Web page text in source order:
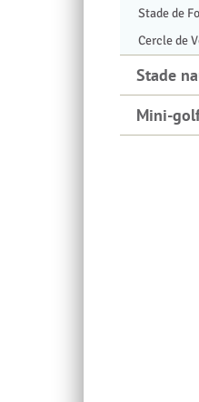
Stade de
Cercle de
Stade
Mini-